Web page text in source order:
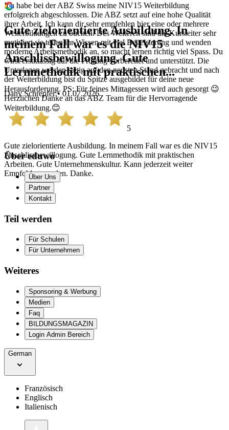
Ich habe bei der ABZ Swiss meine NIV15 Weiterbildung
erfolgreich abgeschlossen. Die ABZ setzt auf eine hohe Qualität
ihrer Arbeit. Ich kann dir sehr empfehlen hier eine oder mehrere
Weiterbildungen zu buchen. Des Weiteren sind die Kursleiter sehr
motiviert sie teilen ihr Wissen mit viel Begeisterung und wenden
moderne Arbeitsmethodik an, so macht lernen richtig viel Spass. Du
wirst erstklassig auf die Prüfung vorbereitet und unterstützt. Die
Unterlagen werden stetig auf den neusten Stand gebracht und nach
der Weiterbildung bist du Spitze ausgebildet für deine neue
Herausforderung. PS: Für feines Mittagessen wird auch gesorgt 😉
Herzlichen Danke an das ABZ Team für die Hervorragende
Weiterbildung.😊
Gute zielorientierte Ausbildung. In
meinem Fall war es die NIV15
Anschlissbewillogung. Gute
Lernmethodik mit praktischen...
Dany Schrepfer • 01.07.2026
5
Gute zielorientierte Ausbildung. In meinem Fall war es die NIV15
Anschlissbewillogung. Gute Lernmethodik mit praktischen
Arbeiten. Gute Unternehmenskultur. Kann jederzeit weiter
Empfohlen werden. Danke.
Über eduwo
Über Uns
Partner
Kontakt
Teil werden
Für Schulen
Für Unternehmen
Weiteres
Sponsoring & Werbung
Medien
Faq
BILDUNGSMAGAZIN
Login Admin Bereich
German
Französisch
Englisch
Italienisch